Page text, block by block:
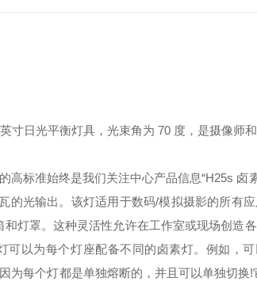
寸日光平衡灯具，光束角为 70 度，是摄像师
高标准始终是我们关注中心产品信息“H25s 卤
的光输出。该灯适用于数码/模拟摄影的所有
灯罩。这种灵活性允许在工作室或现场创造
以为每个灯座配备不同的卤素灯。例如，
为每个灯都是单独熔断的，并且可以单独切换